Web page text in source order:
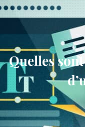
Quelles